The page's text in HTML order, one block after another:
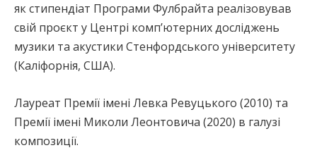
як стипендіат Програми Фулбрайта реалізовував
свій проєкт у Центрі комп’ютерних досліджень
музики та акустики Стенфордського університету
(Каліфорнія, США).
Лауреат Премії імені Левка Ревуцького (2010) та
Премії імені Миколи Леонтовича (2020) в галузі
композиції.